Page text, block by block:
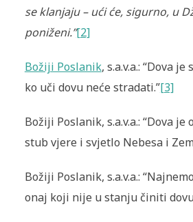
se klanjaju – ući će, sigurno, u
poniženi.”[2]
Božiji Poslanik, s.a.v.a.: “Dova
ko uči dovu neće stradati.”[3]
Božiji Poslanik, s.a.v.a.: “Dova
stub vjere i svjetlo Nebesa i
Božiji Poslanik, s.a.v.a.:
onaj koji nije u stanju činiti